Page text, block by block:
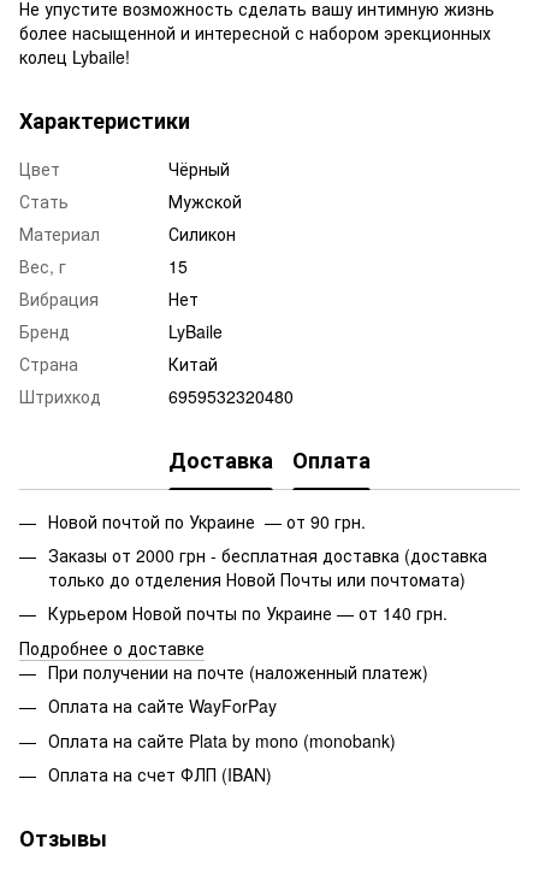
Не упустите возможность сделать вашу интимную жизнь
более насыщенной и интересной с набором эрекционных
колец Lybaile!
Характеристики
Цвет
Чёрный
Стать
Мужской
Материал
Силикон
Вес, г
15
Вибрация
Нет
Бренд
LyBaile
Страна
Китай
Штрихкод
6959532320480
Доставка Оплата
Новой почтой по Украине — от 90 грн.
Заказы от 2000 грн - бесплатная доставка (доставка
только до отделения Новой Почты или почтомата)
Курьером Новой почты по Украине — от 140 грн.
Подробнее о доставке
При получении на почте (наложенный платеж)
Оплата на сайте WayForPay
Оплата на сайте Plata by mono (monobank)
Оплата на счет ФЛП (IBAN)
Отзывы